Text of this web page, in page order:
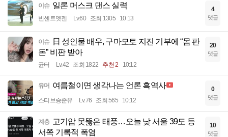
이슈 일론 머스크 댄스 실력
빈센트멧젠 Lv.60 조회 1305 10:13
4
댓글
이슈
日 성인물 배우, 구마모토 지진 기부에 “몸 판
돈” 비판 받아
균터 Lv.42 조회 1822 추천 2 10:12
20
댓글
유머 여름철이면 생각나는 언론 흑역사
스티브승준유 Lv.76 조회 565 10:12
0
댓글
계층 고기압 못뚫은 태풍…오늘 낮 서울 39도 등
서쪽 기록적 폭염
10
댓글